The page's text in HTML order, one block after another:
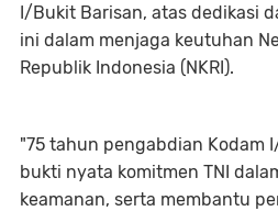
I/Bukit Barisan, atas dedikasi
ini dalam menjaga keutuhan
Republik Indonesia (NKRI).
"75 tahun pengabdian Kodam
bukti nyata komitmen TNI
keamanan, serta membantu